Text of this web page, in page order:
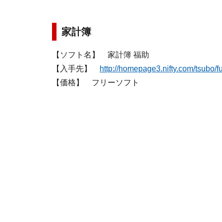
家計簿
【ソフト名】 家計簿 福助
【入手先】
http://homepage3.nifty.com/tsubo/
【価格】 フリーソフト